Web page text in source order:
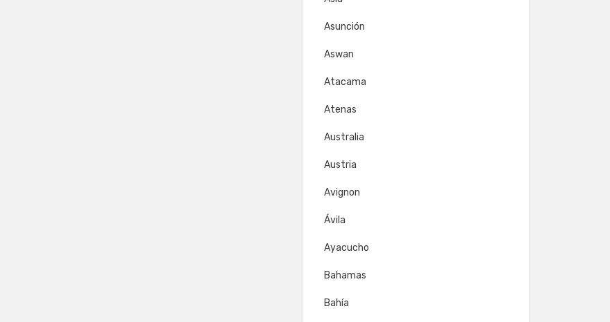
Asunción
Aswan
Atacama
Atenas
Australia
Austria
Avignon
Ávila
Ayacucho
Bahamas
Bahía